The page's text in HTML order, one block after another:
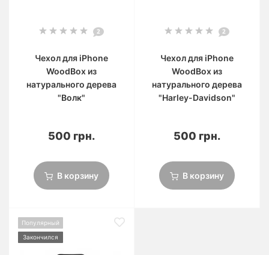
2
Чехол для iPhone
WoodBox из
натурального дерева
"Волк"
500 грн.
В корзину
2
Чехол для iPhone
WoodBox из
натурального дерева
"Harley-Davidson"
500 грн.
В корзину
Популярный
Закончился